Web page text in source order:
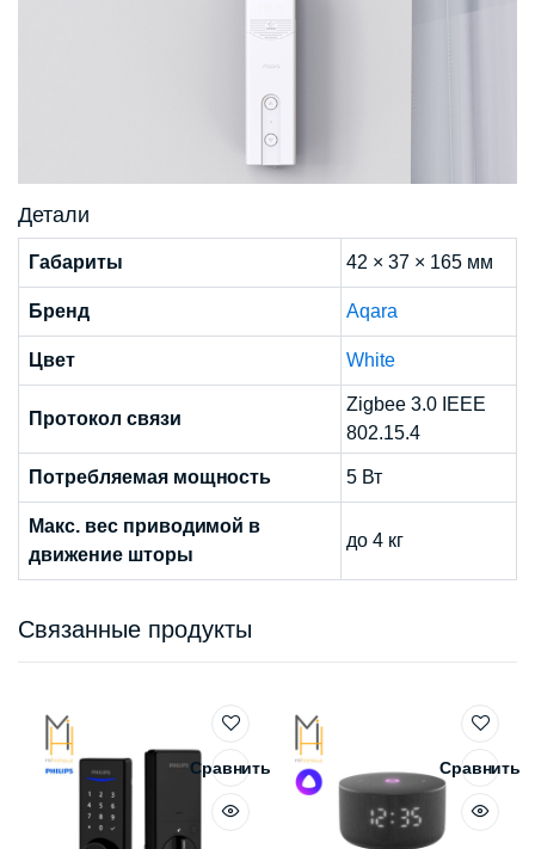
Детали
Габариты 42 × 37 × 165 мм
Бренд Aqara
Цвет White
Протокол связи
Zigbee 3.0 IEEE
802.15.4
Потребляемая мощность 5 Вт
Макс. вес приводимой в
движение шторы
до 4 кг
Связанные продукты
Сравнить Сравнить